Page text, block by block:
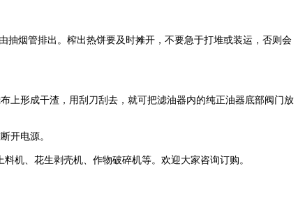
烟管排出。榨出热饼要及时摊开，不要急于打堆或装运，否则会
上形成干渣，用刮刀刮去，就可把滤油器内的纯正油器底部阀门放
开电源。
机、花生剥壳机、作物破碎机等。欢迎大家咨询订购。